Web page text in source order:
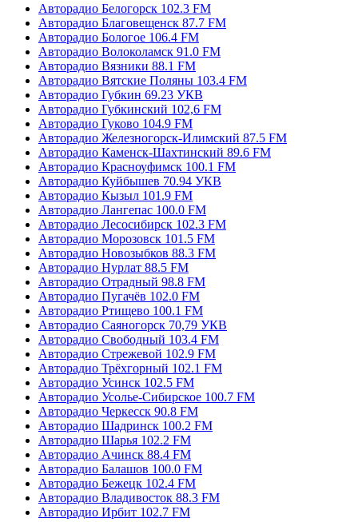
Авторадио Белогорск 102.3 FM
Авторадио Благовещенск 87.7 FM
Авторадио Бологое 106.4 FM
Авторадио Волоколамск 91.0 FM
Авторадио Вязники 88.1 FM
Авторадио Вятские Поляны 103.4 FM
Авторадио Губкин 69.23 УКВ
Авторадио Губкинский 102,6 FM
Авторадио Гуково 104.9 FM
Авторадио Железногорск-Илимский 87.5 FM
Авторадио Каменск-Шахтинский 89.6 FM
Авторадио Красноуфимск 100.1 FM
Авторадио Куйбышев 70.94 УКВ
Авторадио Кызыл 101.9 FM
Авторадио Лангепас 100.0 FM
Авторадио Лесосибирск 102.3 FM
Авторадио Морозовск 101.5 FM
Авторадио Новозыбков 88.3 FM
Авторадио Нурлат 88.5 FM
Авторадио Отрадный 98.8 FM
Авторадио Пугачёв 102.0 FM
Авторадио Ртищево 100.1 FM
Авторадио Саяногорск 70,79 УКВ
Авторадио Свободный 103.4 FM
Авторадио Стрежевой 102.9 FM
Авторадио Трёхгорный 102.1 FM
Авторадио Усинск 102.5 FM
Авторадио Усолье-Сибирское 100.7 FM
Авторадио Черкесск 90.8 FM
Авторадио Шадринск 100.2 FM
Авторадио Шарья 102.2 FM
Авторадио Ачинск 88.4 FM
Авторадио Балашов 100.0 FM
Авторадио Бежецк 102.4 FM
Авторадио Владивосток 88.3 FM
Авторадио Ирбит 102.7 FM